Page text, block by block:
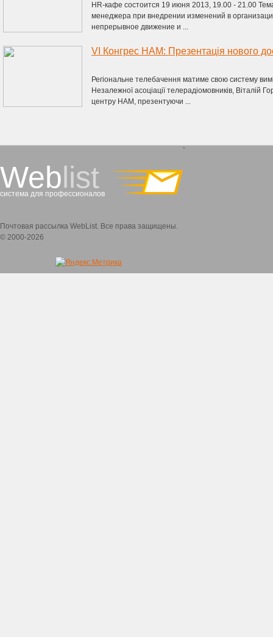
HR-кафе состоится 19 июня 2013, 19.00 - 21.00
менеджера при внедрении изменений в
непрерывное движение и ...
Регіональне телебачення матиме свою систему
Незалежної асоціації телерадіомовників, Віталій
центру НАМ, презентуючи ...
Weblist
система для профессионалов
`
Почтовая рассылка WebList. Все права защищены.
© 2000-2026